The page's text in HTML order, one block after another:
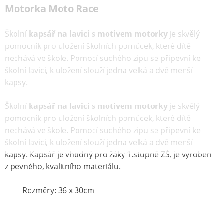
Motorka Moto Race
Školní kapsář na lavici s motivem motorky je skvělý
pomocník pro uložení školních pomůcek, které dítě
nechává ve škole. Pomocí suchého zipu se připevní ke
školní lavici, k uložení slouží jedna velká a dvě menší
kapsy.
Školní kapsář na lavici s motivem motorky je skvělý
pomocník pro uložení školních pomůcek, které dítě
nechává ve škole. Pomocí suchého zipu se připevní ke
školní lavici, k uložení slouží jedna velká a dvě menší
kapsy. Kapsář je vhodný pro žáky 1.stupně ZŠ, je vyroben
z pevného, kvalitního materiálu.
Rozměry: 36 x 30cm